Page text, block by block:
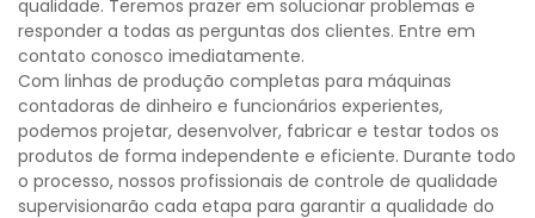
qualidade. Teremos prazer em solucionar problemas e
responder a todas as perguntas dos clientes. Entre em
contato conosco imediatamente.
Com linhas de produção completas para máquinas
contadoras de dinheiro e funcionários experientes,
podemos projetar, desenvolver, fabricar e testar todos os
produtos de forma independente e eficiente. Durante todo
o processo, nossos profissionais de controle de qualidade
supervisionarão cada etapa para garantir a qualidade do